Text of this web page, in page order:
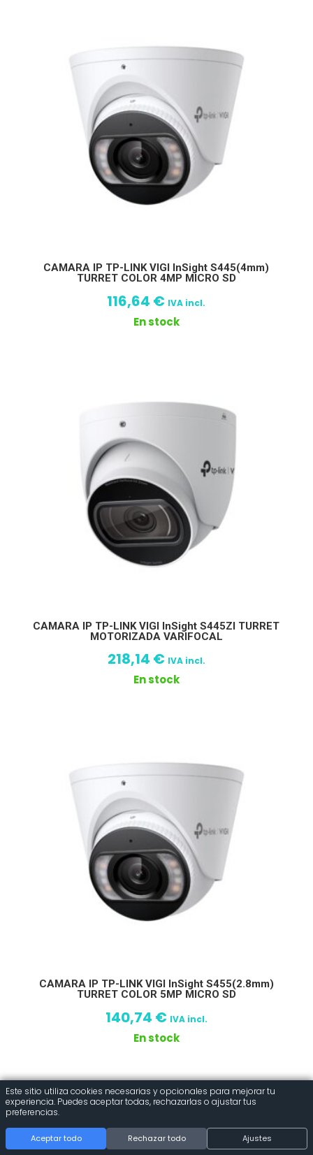
CAMARA IP TP-LINK VIGI InSight S445(4mm)
TURRET COLOR 4MP MICRO SD
116,64 € IVA incl.
En stock
CAMARA IP TP-LINK VIGI InSight S445ZI TURRET
MOTORIZADA VARIFOCAL
218,14 € IVA incl.
En stock
CAMARA IP TP-LINK VIGI InSight S455(2.8mm)
TURRET COLOR 5MP MICRO SD
140,74 € IVA incl.
En stock
Este sitio utiliza cookies necesarias y opcionales para mejorar tu
experiencia. Puedes aceptar todas, rechazarlas o ajustar tus
preferencias.
Aceptar todo Rechazar todo Ajustes